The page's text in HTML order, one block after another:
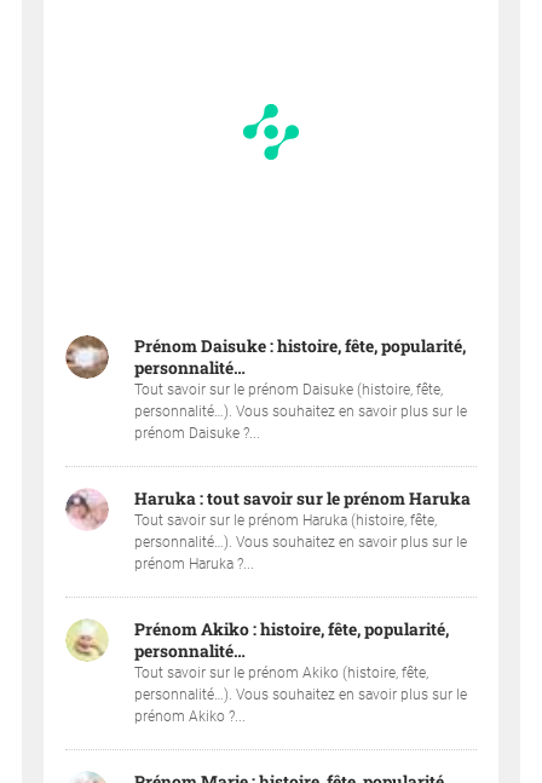
Prénom Daisuke : histoire, fête, popularité,
personnalité…
Tout savoir sur le prénom Daisuke (histoire, fête,
personnalité…). Vous souhaitez en savoir plus sur le
prénom Daisuke ?...
Haruka : tout savoir sur le prénom Haruka
Tout savoir sur le prénom Haruka (histoire, fête,
personnalité…). Vous souhaitez en savoir plus sur le
prénom Haruka ?...
Prénom Akiko : histoire, fête, popularité,
personnalité…
Tout savoir sur le prénom Akiko (histoire, fête,
personnalité…). Vous souhaitez en savoir plus sur le
prénom Akiko ?...